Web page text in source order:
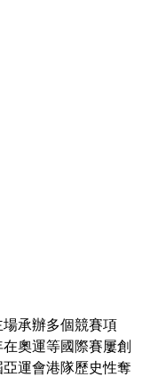
承辦多個競賽項
奧運等國際賽屢創
運會港隊歷史性奪